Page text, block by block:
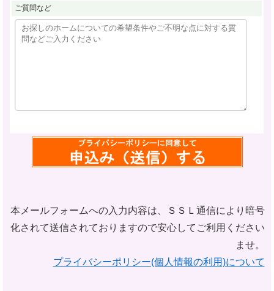
ご質問など
本メールフォームへの入力内容は、ＳＳＬ通信により暗号
化されて送信されておりますので安心してご利用ください
ませ。
プライバシーポリシー(個人情報の利用)について